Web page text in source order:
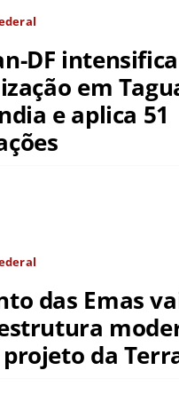
DF intensifica
em
e aplica 51
das Emas
da